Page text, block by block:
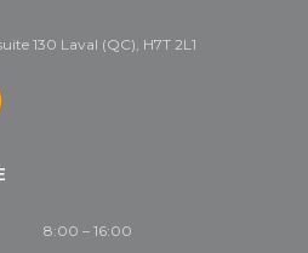
130 Laval (QC), H7T 2L1
8:00 – 16:00